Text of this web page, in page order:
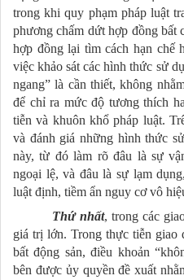
trong khi quy phạm pháp luật
phương chấm dứt hợp đồng bất
hợp đồng lại tìm cách hạn chế
việc khảo sát các hình thức sử
ngang” là cần thiết, không
để chỉ ra mức độ tương thích
tiễn và khuôn khổ pháp luật.
và đánh giá những hình thức
này, từ đó làm rõ đâu là sự
ngoại lệ, và đâu là sự lạm
luật định, tiềm ẩn nguy cơ vô
Thứ nhất, trong các
giá trị lớn. Trong thực tiễn
bất động sản, điều khoản
bên được ủy quyền đề xuất